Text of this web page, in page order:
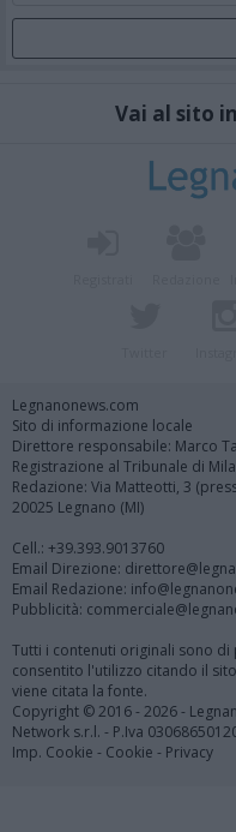
Vai al sito
Legnanonews.com
Sito di informazione locale
Direttore responsabile: Marco
Registrazione al Tribunale di
Redazione: Via Matteotti, 3
20025 Legnano (MI)
Cell.: +39.393.9013760
Email Direzione:
Email Redazione:
Pubblicità:
Tutti i contenuti originali sono
consentito l'utilizzo citando il
viene citata la fonte.
Copyright © 2016 - 2026 -
Network s.r.l. - P.Iva
Imp. Cookie - Cookie - Privacy